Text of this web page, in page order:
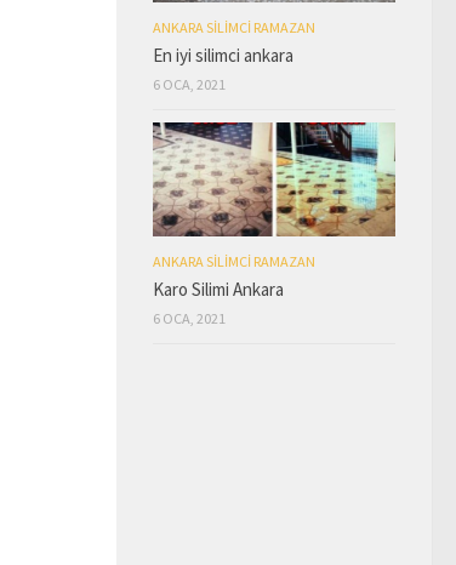
ANKARA SILIMCI RAMAZAN
En iyi silimci ankara
6 OCA, 2021
ANKARA SILIMCI RAMAZAN
Karo Silimi Ankara
6 OCA, 2021